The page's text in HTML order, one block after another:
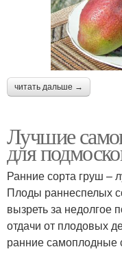
читать дальше →
Лучшие
для
Ранние сорта груш –
Плоды раннеспелых
вызреть за недолгое
отдачи от плодовых
ранние самоплодные